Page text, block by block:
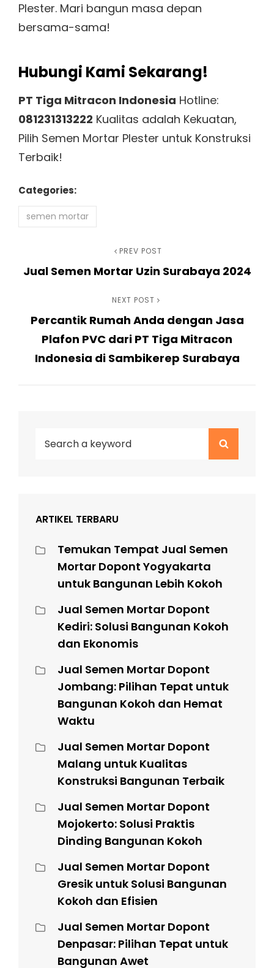
Plester. Mari bangun masa depan
bersama-sama!
Hubungi Kami Sekarang!
PT Tiga Mitracon Indonesia Hotline:
081231313222 Kualitas adalah Kekuatan,
Pilih Semen Mortar Plester untuk Konstruksi
Terbaik!
Categories:
semen mortar
pos
Post
PREV POST
Jual Semen Mortar Uzin Surabaya 2024
Post
NEXT POST
Percantik Rumah Anda dengan Jasa
Plafon PVC dari PT Tiga Mitracon
Indonesia di Sambikerep Surabaya
Search
ARTIKEL TERBARU
Temukan Tempat Jual Semen
Mortar Dopont Yogyakarta
untuk Bangunan Lebih Kokoh
Jual Semen Mortar Dopont
Kediri: Solusi Bangunan Kokoh
dan Ekonomis
Jual Semen Mortar Dopont
Jombang: Pilihan Tepat untuk
Bangunan Kokoh dan Hemat
Waktu
Jual Semen Mortar Dopont
Malang untuk Kualitas
Konstruksi Bangunan Terbaik
Jual Semen Mortar Dopont
Mojokerto: Solusi Praktis
Dinding Bangunan Kokoh
Jual Semen Mortar Dopont
Gresik untuk Solusi Bangunan
Kokoh dan Efisien
Jual Semen Mortar Dopont
Denpasar: Pilihan Tepat untuk
Bangunan Awet